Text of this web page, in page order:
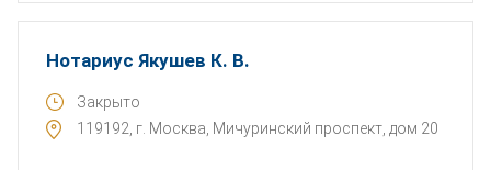
Нотариус Якушев К. В.
Закрыто
119192, г. Москва, Мичуринский проспект, дом 20